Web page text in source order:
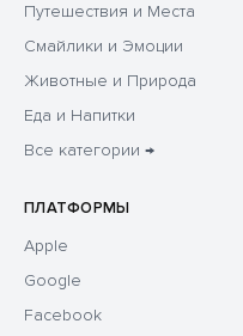
Путешествия и Места
Смайлики и Эмоции
Животные и Природа
Еда и Напитки
Все категории →
ПЛАТФОРМЫ
Apple
Google
Facebook